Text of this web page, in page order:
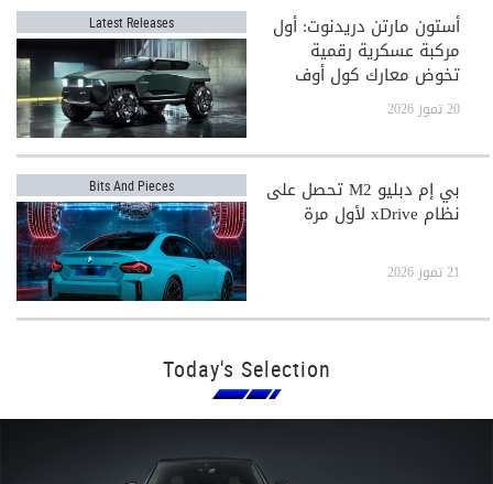
Latest Releases أستون مارتن دريدنوت: أول
مركبة عسكرية رقمية
تخوض معارك كول أوف
ديوتي
20 تموز 2026
Bits And Pieces بي إم دبليو M2 تحصل على
نظام xDrive لأول مرة
21 تموز 2026
Today's Selection